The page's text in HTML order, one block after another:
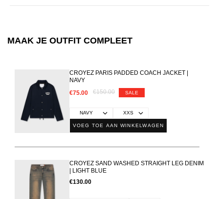
MAAK JE OUTFIT COMPLEET
CROYEZ PARIS PADDED COACH JACKET |
NAVY
€75.00
€150.00 SALE
VOEG TOE AAN WINKELWAGEN
CROYEZ SAND WASHED STRAIGHT LEG DENIM
| LIGHT BLUE
€130.00